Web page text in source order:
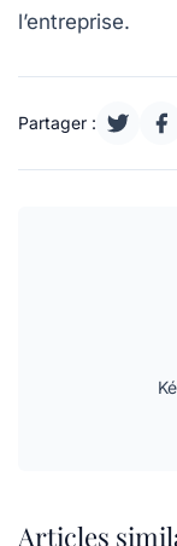
l’entreprise.
Partager :
Articles